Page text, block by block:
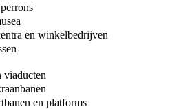
en winkelbedrijven
viaducten
en platforms